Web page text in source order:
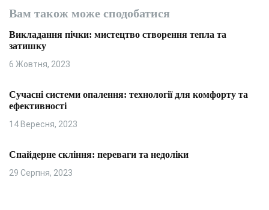
Вам також може сподобатися
Викладання пічки: мистецтво створення тепла та
затишку
6 Жовтня, 2023
Сучасні системи опалення: технології для комфорту та
ефективності
14 Вересня, 2023
Спайдерне скління: переваги та недоліки
29 Серпня, 2023